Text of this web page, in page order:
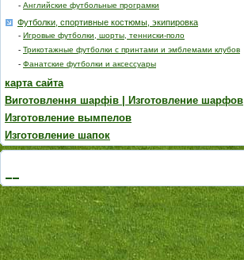
- Английские футбольные програмки
Футболки, спортивные костюмы, экипировка
- Игровые футболки, шорты, тенниски-поло
- Трикотажные футболки с принтами и эмблемами клубов
- Фанатские футболки и аксессуары
карта сайта
Виготовлення шарфів | Изготовление шарфов
Изготовление вымпелов
Изготовление шапок